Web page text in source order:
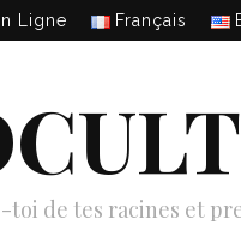
Ligne Français
toi de tes racines et